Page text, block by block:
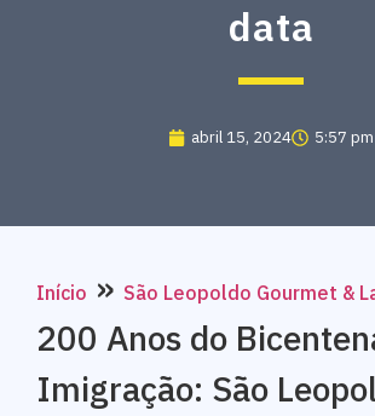
data
abril 15, 2024 5:57 pm
Início » São Leopoldo Gourmet &
200 Anos do
Imigração: São